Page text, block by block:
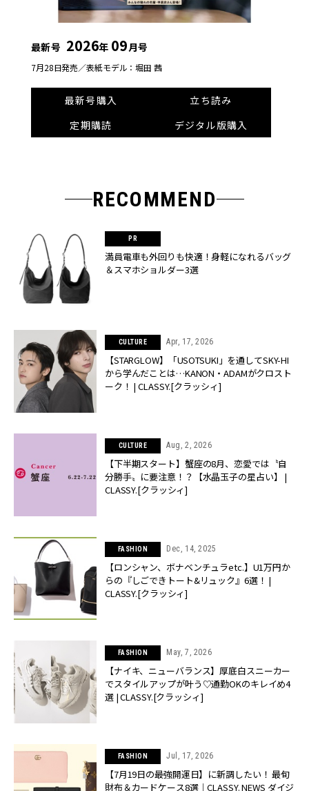
最新号 2026年 09月号
7月28日発売／表紙モデル：堀田 茜
最新号購入
立ち読み
定期購読
デジタル版購入
RECOMMEND
満員電車も外回りも快適！身軽になれるバッグ
＆スマホショルダー3選
CULTURE Apr, 17, 2026
【STARGLOW】「USOTSUKI」を通してSKY-HI
から学んだことは…KANON・ADAMがクロスト
ーク！ | CLASSY.[クラッシィ]
CULTURE Aug, 2, 2026
【下半期スタート】蟹座の8月、恋愛では〝自
分勝手〟に要注意！？【水晶玉子の星占い】 |
CLASSY.[クラッシィ]
FASHION Dec, 14, 2025
【ロンシャン、ボナベンチュラetc.】U1万円か
らの『しごできトート&リュック』6選！ |
CLASSY.[クラッシィ]
FASHION May, 7, 2026
【ナイキ、ニューバランス】厚底白スニーカー
でスタイルアップが叶う♡通勤OKのキレイめ4
選 | CLASSY.[クラッシィ]
FASHION Jul, 17, 2026
【7月19日の最強開運日】に新調したい！ 最旬
財布＆カードケース8選｜CLASSY. NEWS ダイジ